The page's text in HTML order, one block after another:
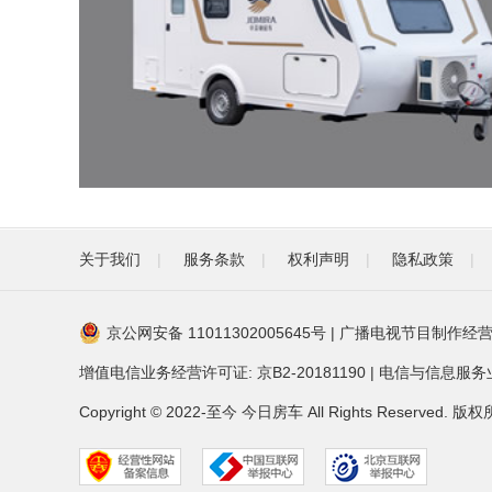
关于我们 | 服务条款 | 权利声明 | 隐私政策 |
京公网安备 11011302005645号 | 广播电视节目制作经
增值电信业务经营许可证: 京B2-20181190 | 电信与信息服
Copyright © 2022-至今 今日房车 All Rights Reserved. 版权